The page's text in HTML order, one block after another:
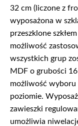
32 cm (liczone z
wyposażona w
przeszklone
możliwość
wszystkich grup
MDF o grubości
możliwość wyboru
poziomie.
zawieszki
umożliwia